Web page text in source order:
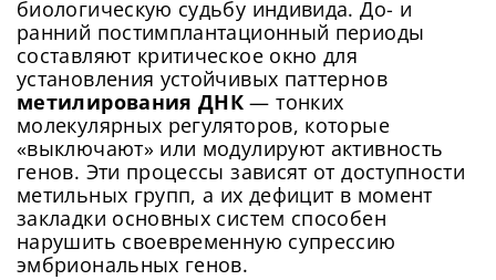
биологическую судьбу индивида. До- и
ранний постимплантационный периоды
составляют критическое окно для
установления устойчивых паттернов
метилирования ДНК — тонких
молекулярных регуляторов, которые
«выключают» или модулируют активность
генов. Эти процессы зависят от доступности
метильных групп, а их дефицит в момент
закладки основных систем способен
нарушить своевременную супрессию
эмбриональных генов.